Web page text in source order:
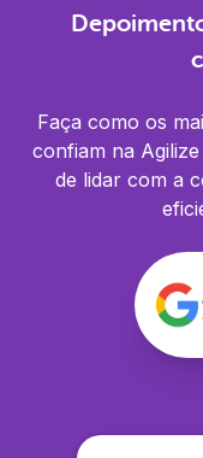
Faça como os
confiam na
de lidar com a